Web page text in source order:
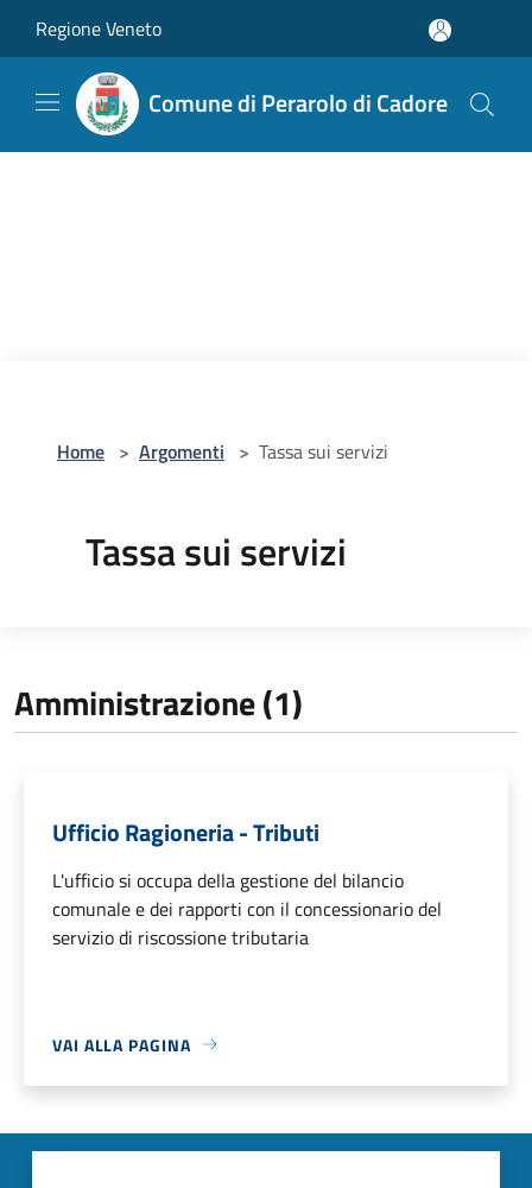
Regione Veneto
Comune di Perarolo di Cadore
Home > Argomenti > Tassa sui servizi
Tassa sui servizi
Amministrazione (1)
Ufficio Ragioneria - Tributi
L'ufficio si occupa della gestione del bilancio
comunale e dei rapporti con il concessionario del
servizio di riscossione tributaria
VAI ALLA PAGINA